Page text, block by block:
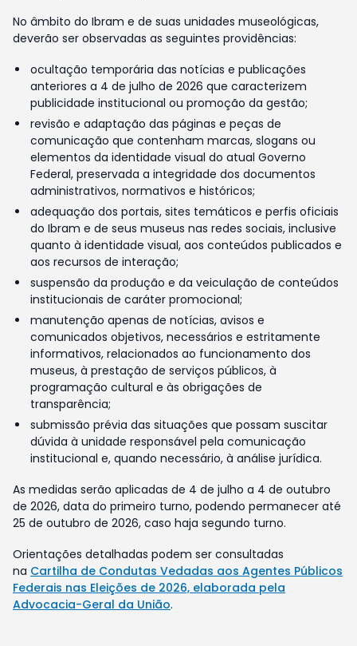
No âmbito do Ibram e de suas unidades museológicas,
deverão ser observadas as seguintes providências:
ocultação temporária das notícias e publicações
anteriores a 4 de julho de 2026 que caracterizem
publicidade institucional ou promoção da gestão;
revisão e adaptação das páginas e peças de
comunicação que contenham marcas, slogans ou
elementos da identidade visual do atual Governo
Federal, preservada a integridade dos documentos
administrativos, normativos e históricos;
adequação dos portais, sites temáticos e perfis oficiais
do Ibram e de seus museus nas redes sociais, inclusive
quanto à identidade visual, aos conteúdos publicados e
aos recursos de interação;
suspensão da produção e da veiculação de conteúdos
institucionais de caráter promocional;
manutenção apenas de notícias, avisos e
comunicados objetivos, necessários e estritamente
informativos, relacionados ao funcionamento dos
museus, à prestação de serviços públicos, à
programação cultural e às obrigações de
transparência;
submissão prévia das situações que possam suscitar
dúvida à unidade responsável pela comunicação
institucional e, quando necessário, à análise jurídica.
As medidas serão aplicadas de 4 de julho a 4 de outubro
de 2026, data do primeiro turno, podendo permanecer até
25 de outubro de 2026, caso haja segundo turno.
Orientações detalhadas podem ser consultadas
na Cartilha de Condutas Vedadas aos Agentes Públicos
Federais nas Eleições de 2026, elaborada pela
Advocacia-Geral da União.